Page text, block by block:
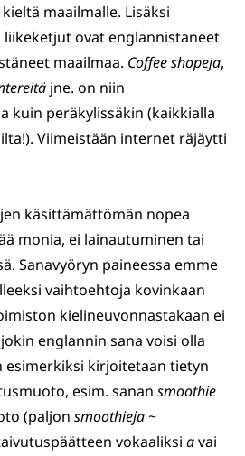
maailmalle. Lisäksi
ovat englannistaneet
maailmaa. Coffee shopeja,
jne. on niin
kuin peräkylissäkin (kaikkialla
Viimeistään internet räjäytti
käsittämättömän nopea
monia, ei lainautuminen tai
Sanavyöryn paineessa emme
vaihtoehtoja kovinkaan
kielineuvonnastakaan ei
englannin sana voisi olla
esimerkiksi kirjoitetaan tietyn
esim. sanan smoothie
(paljon smoothieja~
vokaaliksi avai